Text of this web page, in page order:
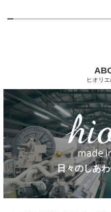
ヒオリ
日々のしあ